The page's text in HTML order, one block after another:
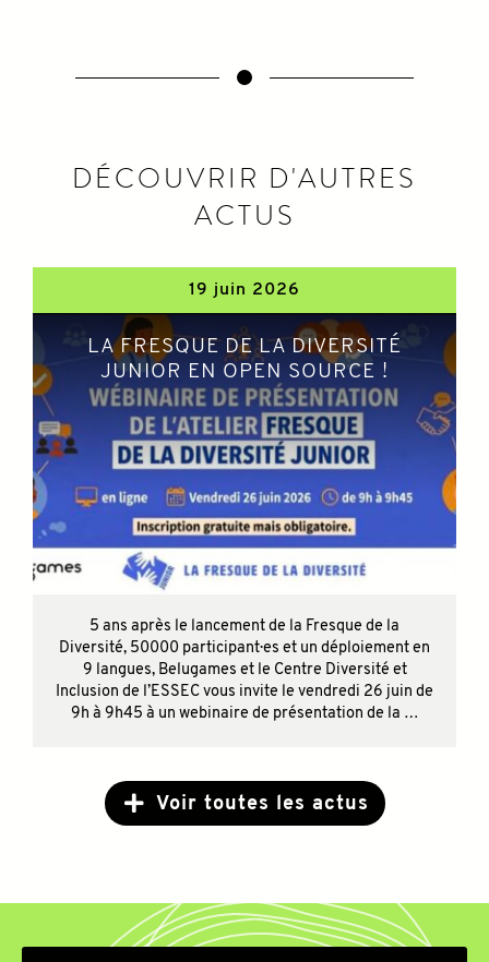
DÉCOUVRIR D'AUTRES
ACTUS
19 juin 2026
LA FRESQUE DE LA DIVERSITÉ
JUNIOR EN OPEN SOURCE !
5 ans après le lancement de la Fresque de la
Diversité, 50000 participant·es et un déploiement en
9 langues, Belugames et le Centre Diversité et
Inclusion de l’ESSEC vous invite le vendredi 26 juin de
9h à 9h45 à un webinaire de présentation de la …
Voir toutes les actus